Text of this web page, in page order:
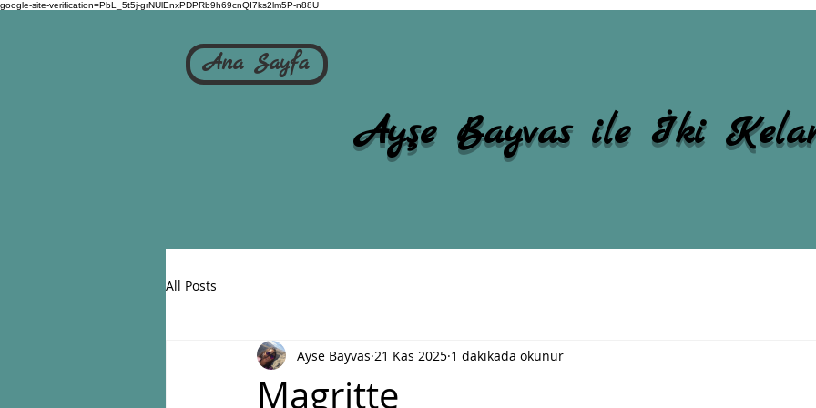
google-site-verification=PbL_5t5j-grNUlEnxPDPRb9h69cnQI7ks2lm5P-n88U
Ana Sayfa
Ayşe Bayvas ile İki
All Posts
Magritte
Ayse Bayvas 21 Kas 2025 1 dakikada okunur